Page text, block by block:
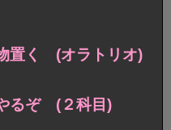
置く (オラトリオ)
るぞ (２科目)